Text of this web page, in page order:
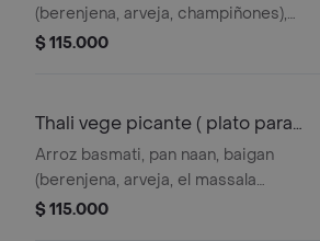
(berenjena, arveja, champiñones),
lentejas rojas, tikka masala con queso,
$ 115.000
Thali vege picante ( plato para
dos)
Arroz basmati, pan naan, baigan
(berenjena, arveja, el massala
contiene almendras y marañon),
$ 115.000